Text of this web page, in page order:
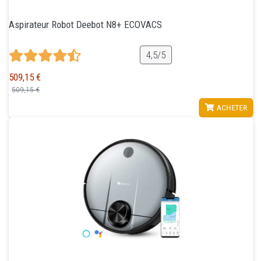
Aspirateur Robot Deebot N8+ ECOVACS
4,5/5
509,15 €
509,15 €
ACHETER